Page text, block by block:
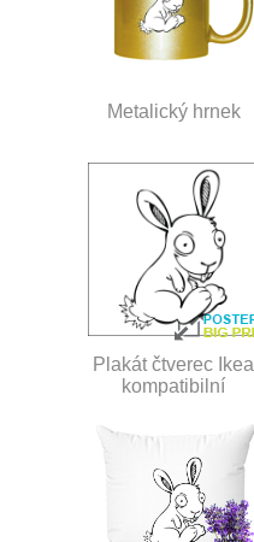
Metalický hrnek
Plakát čtverec Ikea
kompatibilní